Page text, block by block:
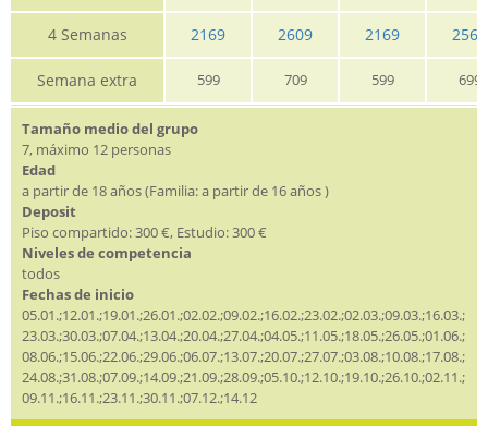
4 Semanas 2169 2609 2169 2569
Semana extra 599 709 599 699
Tamaño medio del grupo
7, máximo 12 personas
Edad
a partir de 18 años (Familia: a partir de 16 años )
Deposit
Piso compartido: 300 €, Estudio: 300 €
Niveles de competencia
todos
Fechas de inicio
05.01.;12.01.;19.01.;26.01.;02.02.;09.02.;16.02.;23.02.;02.03.;09.03.;16.03.;
23.03.;30.03.;07.04.;13.04.;20.04.;27.04.;04.05.;11.05.;18.05.;26.05.;01.06.;
08.06.;15.06.;22.06.;29.06.;06.07.;13.07.;20.07.;27.07.;03.08.;10.08.;17.08.;
24.08.;31.08.;07.09.;14.09.;21.09.;28.09.;05.10.;12.10.;19.10.;26.10.;02.11.;
09.11.;16.11.;23.11.;30.11.;07.12.;14.12